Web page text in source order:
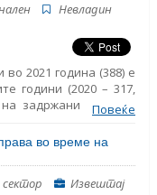
Невладин
2021 година (388) е
години (2020 – 317,
задржани деца од
со истиот период во
во ПТЦ Винојуг
број на случаи
придружба. Меѓутоа
назначување на
Повеќе
во време на
Извештај